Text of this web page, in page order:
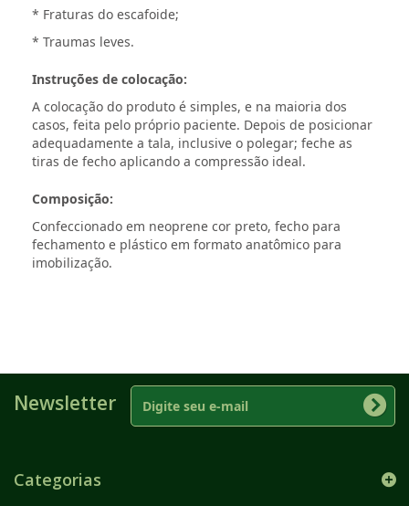
* Fraturas do escafoide;
* Traumas leves.
Instruções de colocação:
A colocação do produto é simples, e na maioria dos
casos, feita pelo próprio paciente. Depois de posicionar
adequadamente a tala, inclusive o polegar; feche as
tiras de fecho aplicando a compressão ideal.
Composição:
Confeccionado em neoprene cor preto, fecho para
fechamento e plástico em formato anatômico para
imobilização.
Newsletter
Categorias